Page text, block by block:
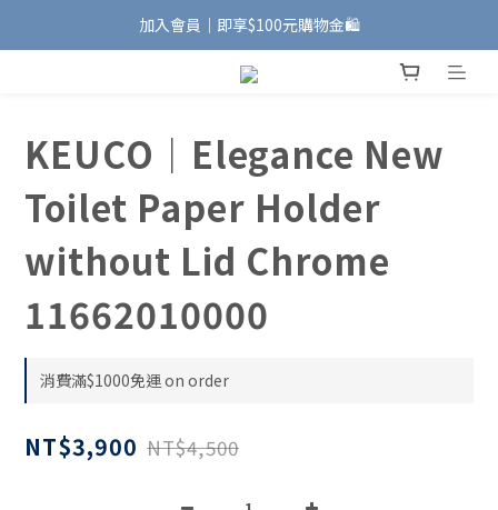
加入會員｜即享$100元購物金🛍️
加入會員｜即享$100元購物金🛍️
安裝維修服務｜Line ID @885wywfl
加入會員｜即享$100元購物金🛍️
KEUCO｜Elegance New
Toilet Paper Holder
without Lid Chrome
11662010000
消費滿$1000免運 on order
NT$3,900 NT$4,500